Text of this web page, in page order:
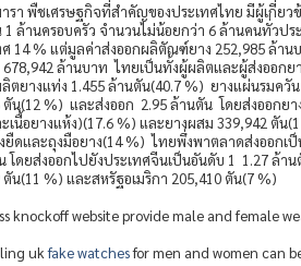
า พืชเศรษฐกิจที่สำคัญของประเทศไทย มีผู้เกี่ยว
ล้านครอบครัว จำนวนไม่น้อยกว่า 6 ล้านคนทั่วปร
ศ 14 % แต่มูลค่าส่งออกผลิตัณฑ์ยาง 252,985 ล้า
ล้านบาท ไทยเป็นทั้งผู้ผลิตและผู้ส่งออกย
ตยางแท่ง 1.455 ล้านตัน(40.7 %) ยางแผ่นรมควั
ตัน(12 %) และส่งออก 2.95 ล้านตัน โดยส่งออกย
เนื้อยางแห้ง)(17.6 %) และยางผสม 339,942 ตัน
ยืดและถุงมือยาง(14 %) ไทยพึ่งพาตลาดส่งออก
โดยส่งออกไปยังประเทศจีนเป็นอันดับ 1 1.27 ล้า
ตัน(11 %) และสหรัฐอเมริกา 205,410 ตัน(7 %)
knockoff website provide male and female
ukfake watchesfor men and women can